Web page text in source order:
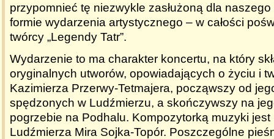
przypomnieć tę niezwykle zasłużoną dla
formie wydarzenia artystycznego – w całości
twórcy „Legendy Tatr”.
Wydarzenie to ma charakter koncertu, na który
oryginalnych utworów, opowiadających o życiu i
Kazimierza Przerwy-Tetmajera, począwszy od
spędzonych w Ludźmierzu, a skończywszy na
pogrzebie na Podhalu. Kompozytorką muzyki
Ludźmierza Mira Sojka-Topór. Poszczególne